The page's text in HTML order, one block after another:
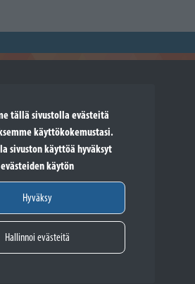
tällä sivustolla evästeitä
käyttökokemustasi.
sivuston käyttöä hyväksyt
evästeiden käytön
Hyväksy
Hallinnoi evästeitä